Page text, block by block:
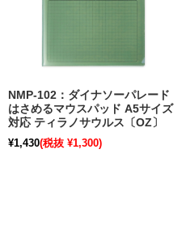
NMP-102：ダイナソーパレード
はさめるマウスパッド A5サイズ
対応 ティラノサウルス〔OZ〕
¥1,430(税抜 ¥1,300)